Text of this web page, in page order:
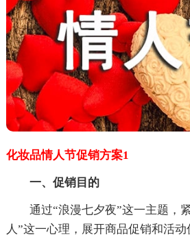
化妆品情人节促销方案1
一、促销目的
通过“浪漫七夕夜”这一主题，
人”这一心理，展开商品促销和活动